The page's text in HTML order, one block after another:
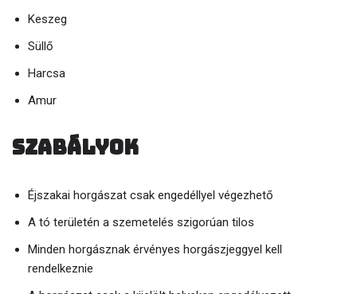
Keszeg
Süllő
Harcsa
Amur
Szabályok
Éjszakai horgászat csak engedéllyel végezhető
A tó területén a szemetelés szigorúan tilos
Minden horgásznak érvényes horgászjeggyel kell
rendelkeznie